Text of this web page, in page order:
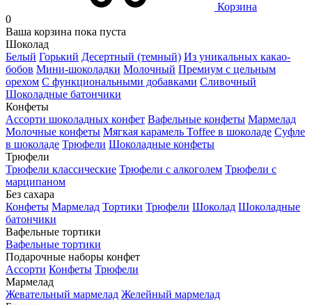
Корзина
0
Ваша корзина пока пуста
Шоколад
Белый Горький Десертный (темный) Из уникальных какао-
бобов Мини-шоколадки Молочный Премиум с цельным
орехом С функциональными добавками Сливочный
Шоколадные батончики
Конфеты
Ассорти шоколадных конфет Вафельные конфеты Мармелад
Молочные конфеты Мягкая карамель Toffee в шоколаде Суфле
в шоколаде Трюфели Шоколадные конфеты
Трюфели
Трюфели классические Трюфели с алкоголем Трюфели с
марципаном
Без сахара
Конфеты Мармелад Тортики Трюфели Шоколад Шоколадные
батончики
Вафельные тортики
Вафельные тортики
Подарочные наборы конфет
Ассорти Конфеты Трюфели
Мармелад
Жевательный мармелад Желейный мармелад